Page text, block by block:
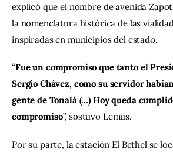
explicó que el nombre de avenida
la nomenclatura histórica de las
inspiradas en municipios del estado.
“Fue un compromiso que tanto el
Sergio Chávez, como su servidor
gente de Tonalá (…) Hoy queda
compromiso”, sostuvo Lemus.
Por su parte, la estación El Bethel se